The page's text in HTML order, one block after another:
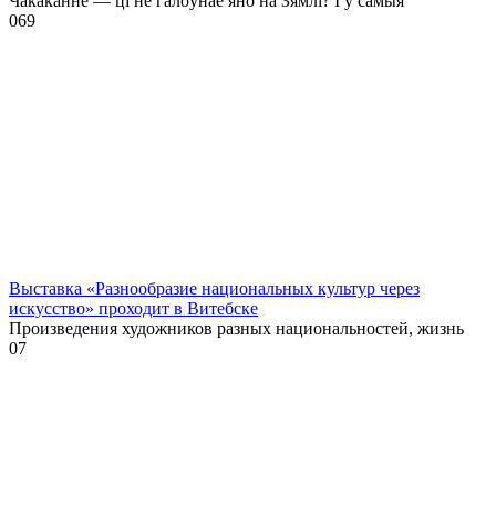
069
Выставка «Разнообразие национальных культур через
искусство» проходит в Витебске
Произведения художников разных национальностей, жизнь
07